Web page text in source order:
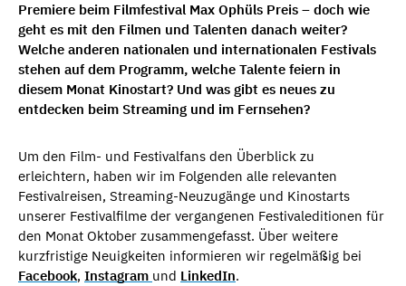
Premiere beim Filmfestival Max Ophüls Preis – doch wie
geht es mit den Filmen und Talenten danach weiter?
Welche anderen nationalen und internationalen Festivals
stehen auf dem Programm, welche Talente feiern in
diesem Monat Kinostart? Und was gibt es neues zu
entdecken beim Streaming und im Fernsehen?
Um den Film- und Festivalfans den Überblick zu
erleichtern, haben wir im Folgenden alle relevanten
Festivalreisen, Streaming-Neuzugänge und Kinostarts
unserer Festivalfilme der vergangenen Festivaleditionen für
den Monat Oktober zusammengefasst. Über weitere
kurzfristige Neuigkeiten informieren wir regelmäßig bei
Facebook, Instagram und LinkedIn.